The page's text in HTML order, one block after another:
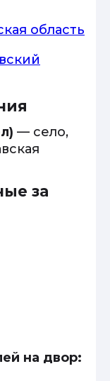
область
— село,
за
на двор: